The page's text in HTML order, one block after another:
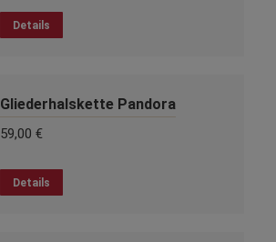
Details
Produkt
Varianten
Optionen
Gliederhalskette Pandora
59,00 €
Details